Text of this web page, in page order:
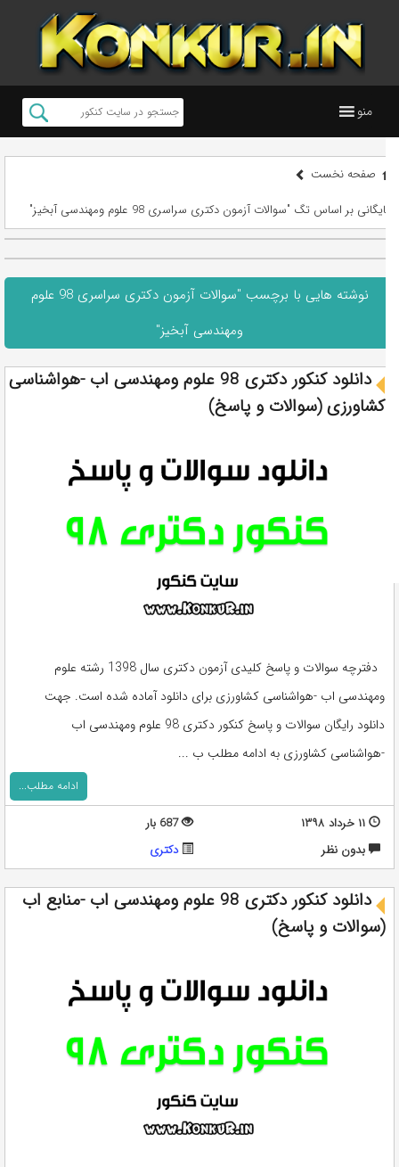
منو
صفحه نخست
بایگانی بر اساس تگ "سوالات آزمون دکتری سراسری 98 علوم ومهندسی آبخیز"
نوشته هایی با برچسب "سوالات آزمون دکتری سراسری 98 علوم
ومهندسی آبخیز"
دانلود کنکور دکتری 98 علوم ومهندسی اب -هواشناسی
کشاورزی (سوالات و پاسخ)
دفترچه سوالات و پاسخ کلیدی آزمون دکتری سال 1398 رشته علوم
ومهندسی اب -هواشناسی کشاورزی برای دانلود آماده شده است. جهت
دانلود رایگان سوالات و پاسخ کنکور دکتری 98 علوم ومهندسی اب
-هواشناسی کشاورزی به ادامه مطلب ب ...
ادامه مطلب...
۱۱ خرداد ۱۳۹۸
687 بار
بدون نظر
دکتری
دانلود کنکور دکتری 98 علوم ومهندسی اب -منابع اب
(سوالات و پاسخ)